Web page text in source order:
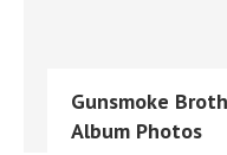
Gunsmoke
Album Photos